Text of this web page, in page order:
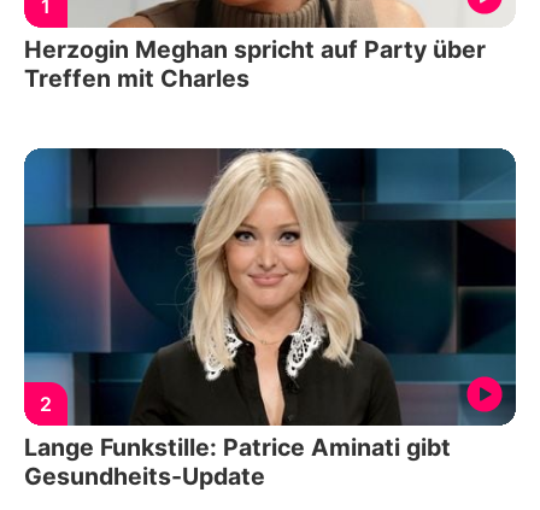
1
Herzogin Meghan spricht auf Party über
Treffen mit Charles
2
Lange Funkstille: Patrice Aminati gibt
Gesundheits-Update